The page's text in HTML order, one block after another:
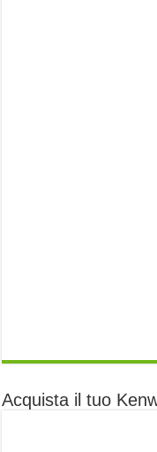
Acquista il tuo